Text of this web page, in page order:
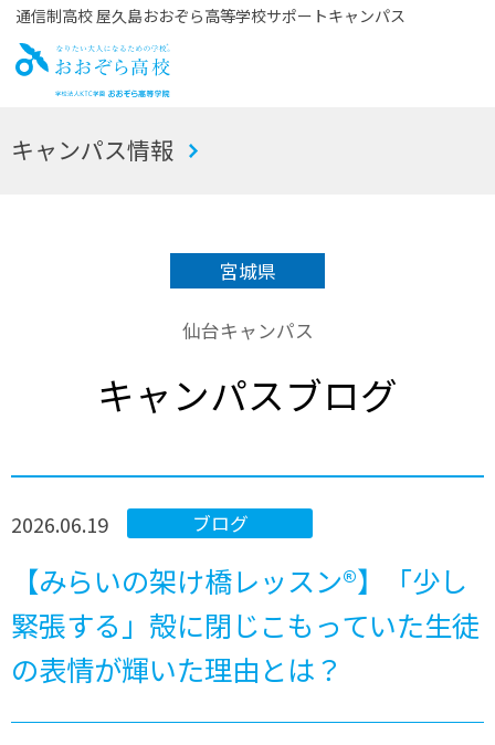
通信制高校 屋久島おおぞら高等学校サポートキャンパス
お
キャンパス情報
宮城県
仙台キャンパス
キャンパスブログ
ブログ
2026.06.19
【みらいの架け橋レッスン®】「少し
緊張する」殻に閉じこもっていた生徒
の表情が輝いた理由とは？